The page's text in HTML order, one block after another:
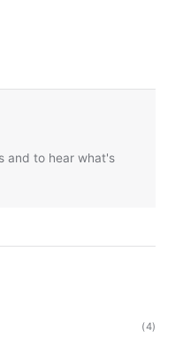
and to hear what's
(4)